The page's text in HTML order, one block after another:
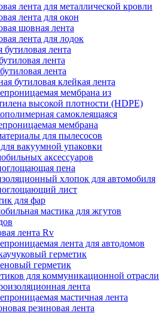
лента для металлической кровли
лента для окон
шовная лента
лента для лодок
бутиловая лента
лента
лента
бутиловая клейкая лента
мембрана из
высокой плотности (HDPE)
самоклеящаяся
мембрана
для пылесосов
вакуумной упаковки
аксессуаров
пена
хлопок для автомобиля
лист
для фар
мастика для жгутов
лента Rv
лента для автодомов
герметик
герметик
для коммуникационной отрасли
лента
мастичная лента
резиновая лента